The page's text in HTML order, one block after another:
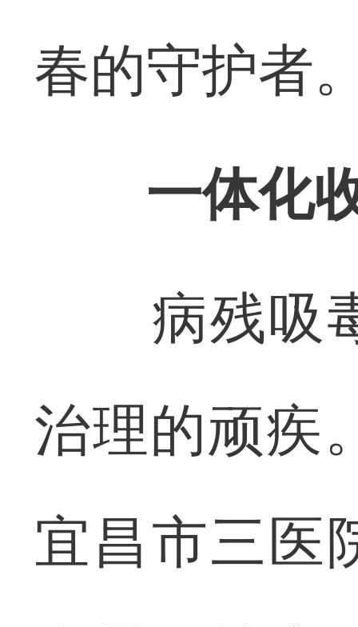
春的守护者
一体化
病残吸毒
治理的顽疾
宜昌市三医